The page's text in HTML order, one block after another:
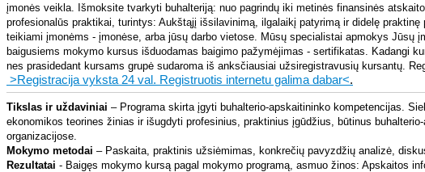
įmonės veikla. Išmoksite tvarkyti buhalteriją: nuo pagrindų iki metinės finansinės
profesionalūs praktikai, turintys: Aukštąjį išsilavinimą, ilgalaikį patyrimą ir didelę praktinę
teikiami įmonėms - įmonėse, arba jūsų darbo vietose. Mūsų specialistai apmokys Jūsų
baigusiems mokymo kursus išduodamas baigimo pažymėjimas - sertifikatas. Kadangi
nes prasidedant kursams grupė sudaroma iš anksčiausiai užsiregistravusių kursantų.
>Registracija vyksta 24 val. Registruotis internetu galima dabar<.
Tikslas ir uždaviniai – Programa skirta įgyti buhalterio-apskaitininko kompetencijas.
ekonomikos teorines žinias ir išugdyti profesinius, praktinius įgūdžius, būtinus
organizacijose.
Mokymo metodai – Paskaita, praktinis užsiėmimas, konkrečių pavyzdžių analizė,
Rezultatai - Baigęs mokymo kursą pagal mokymo programą, asmuo žinos: Apskaitos